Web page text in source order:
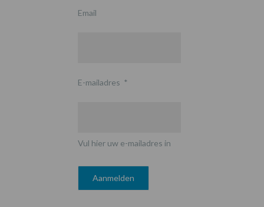
Email
E-mailadres *
Vul hier uw e-mailadres in